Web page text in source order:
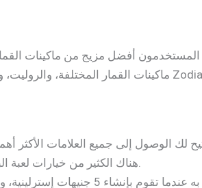
ماكينات القمار المختلفة،